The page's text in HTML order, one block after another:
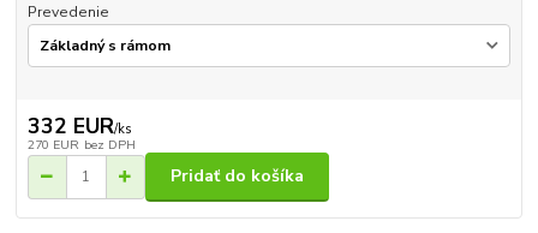
Prevedenie
332 EUR/ks
270 EUR bez DPH
Pridať do košíka